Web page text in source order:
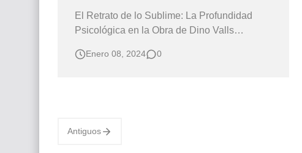
El Retrato de lo Sublime: La Profundidad
Psicológica en la Obra de Dino Valls
(Zaragoza - España) Retratos Artísticos
Enero 08, 2024 0
Antiguos